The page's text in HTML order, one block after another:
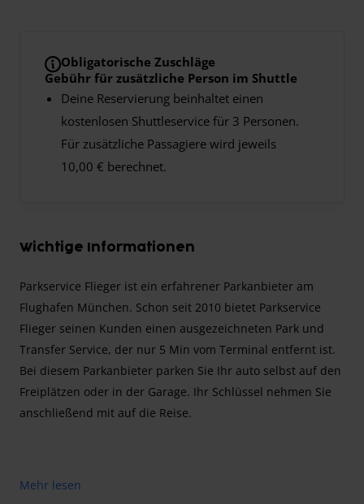
Obligatorische Zuschläge
Gebühr für zusätzliche Person im Shuttle
Deine Reservierung beinhaltet einen
kostenlosen Shuttleservice für 3 Personen.
Für zusätzliche Passagiere wird jeweils
10,00 € berechnet.
Wichtige Informationen
Parkservice Flieger ist ein erfahrener Parkanbieter am
Flughafen München. Schon seit 2010 bietet Parkservice
Flieger seinen Kunden einen ausgezeichneten Park und
Transfer Service, der nur 5 Min vom Terminal entfernt ist.
Bei diesem Parkanbieter parken Sie Ihr auto selbst auf den
Freiplätzen oder in der Garage. Ihr Schlüssel nehmen Sie
anschließend mit auf die Reise.
Mehr lesen